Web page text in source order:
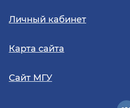
Личный кабинет
Карта сайта
Сайт МГУ